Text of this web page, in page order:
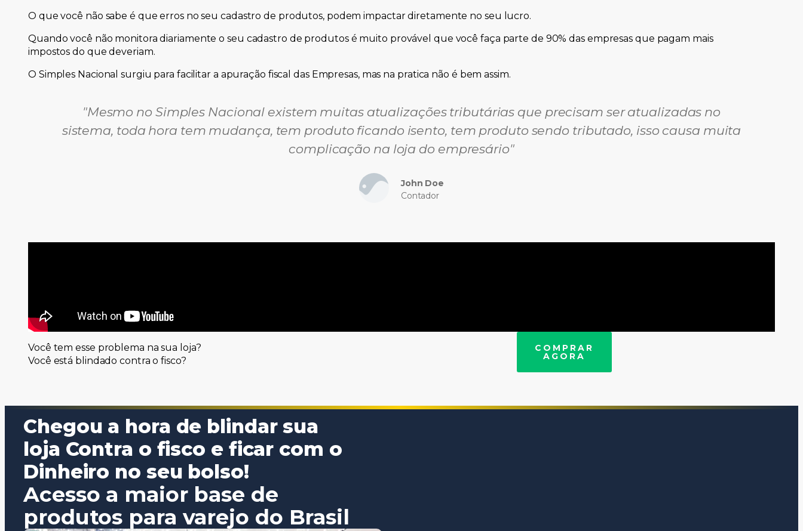
O que você não sabe é que erros no seu cadastro de produtos, podem impactar diretamente no seu lucro.
Quando você não monitora diariamente o seu cadastro de produtos é muito provável que você faça parte de 90% das empresas que pagam mais
impostos do que deveriam.
O Simples Nacional surgiu para facilitar a apuração fiscal das Empresas, mas na pratica não é bem assim.
"Mesmo no Simples Nacional existem muitas atualizações tributárias que precisam ser atualizadas no
sistema, toda hora tem mudança, tem produto ficando isento, tem produto sendo tributado, isso causa muita
complicação na loja do empresário"
John Doe
Contador
Você tem esse problema na sua loja?
Você está blindado contra o fisco?
COMPRAR
AGORA
Chegou a hora de blindar sua
loja Contra o fisco e ficar com o
Dinheiro no seu bolso!
Acesso a maior base de
produtos para varejo do Brasil